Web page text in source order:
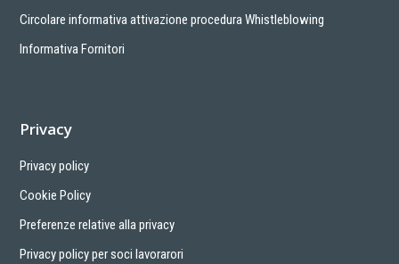
Circolare informativa attivazione procedura Whistleblowing
Informativa Fornitori
Privacy
Privacy policy
Cookie Policy
Preferenze relative alla privacy
Privacy policy per soci lavorarori